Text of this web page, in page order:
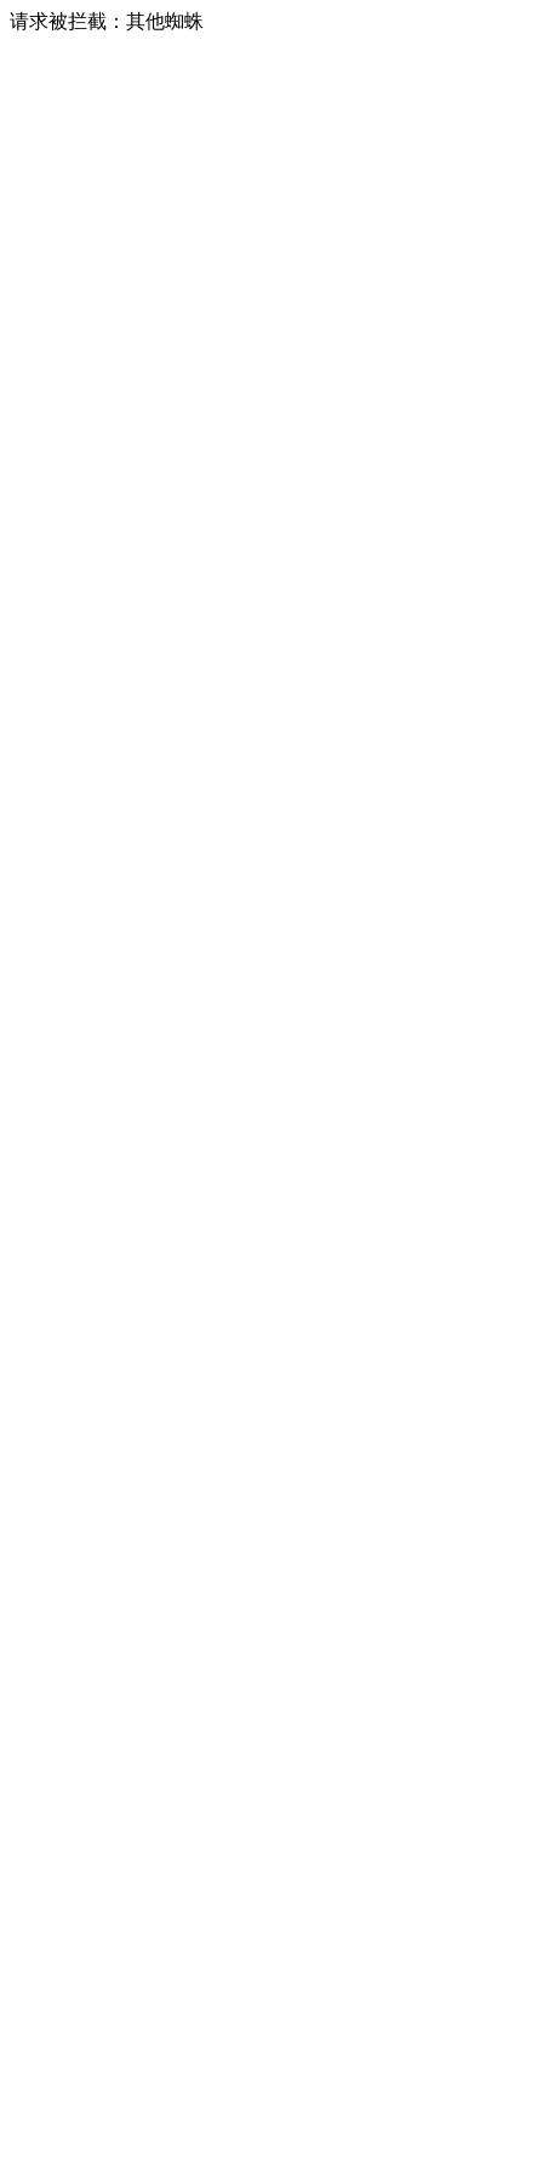
请求被拦截：其他蜘蛛